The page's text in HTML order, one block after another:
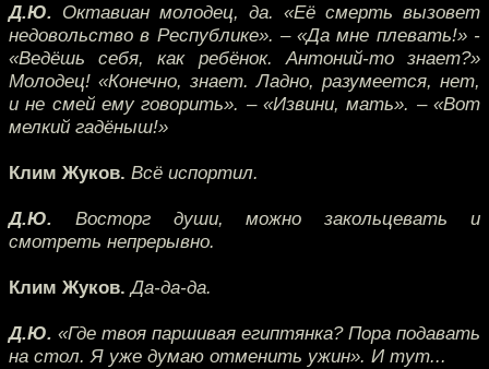
Д.Ю. Октавиан молодец, да. «Её смерть вызовет
недовольство в Республике». – «Да мне плевать!» -
«Ведёшь себя, как ребёнок. Антоний-то знает?»
Молодец! «Конечно, знает. Ладно, разумеется, нет,
и не смей ему говорить». – «Извини, мать». – «Вот
мелкий гадёныш!»
Клим Жуков. Всё испортил.
Д.Ю. Восторг души, можно закольцевать и
смотреть непрерывно.
Клим Жуков. Да-да-да.
Д.Ю. «Где твоя паршивая египтянка? Пора подавать
на стол. Я уже думаю отменить ужин». И тут...